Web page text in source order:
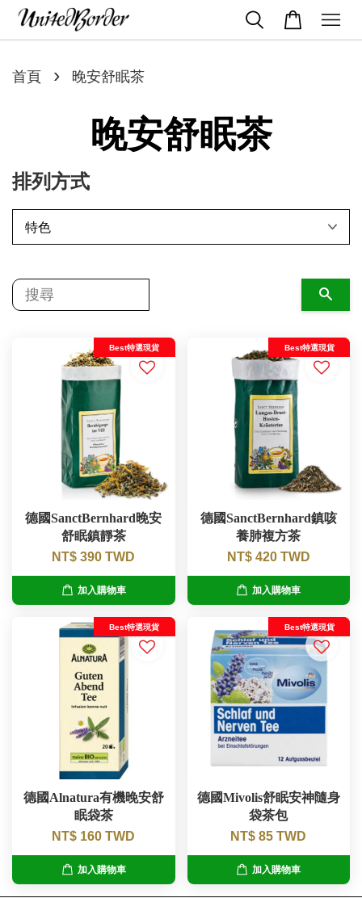
首頁 › 晚安舒眠茶
晚安舒眠茶
排列方式
Best特選現貨
德國SanctBernhard晚安
舒眠鎮靜茶
NT$ 390 TWD
加入購物車
Best特選現貨
德國SanctBernhard鎮咳
養肺複方茶
NT$ 420 TWD
加入購物車
Best特選現貨
德國Alnatura有機晚安舒
眠袋茶
NT$ 160 TWD
加入購物車
Best特選現貨
德國Mivolis舒眠安神隨身
袋茶包
NT$ 85 TWD
加入購物車